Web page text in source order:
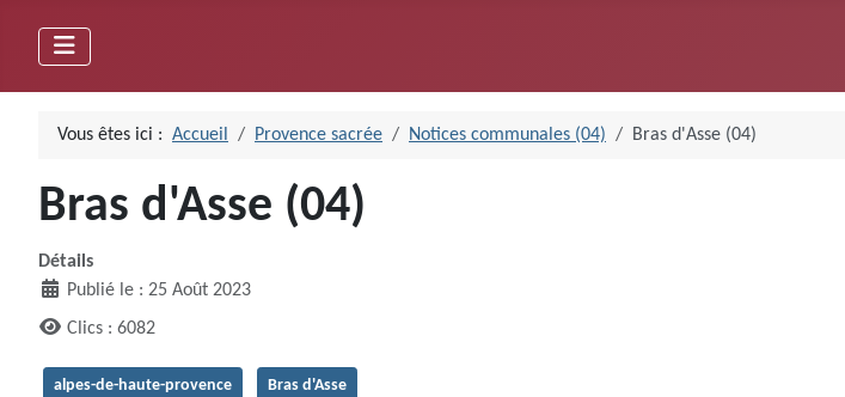
Vous êtes ici : Accueil Provence sacrée Notices communales (04) Bras d'Asse (04)
Bras d'Asse (04)
Détails
Publié le : 25 Août 2023
Clics : 6082
alpes-de-haute-provence Bras d'Asse